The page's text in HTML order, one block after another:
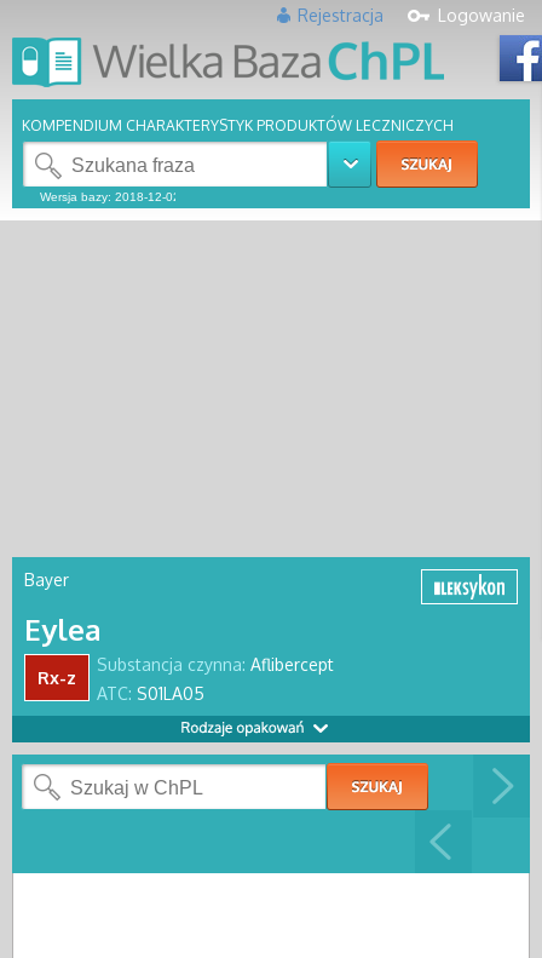
Logowanie
Rejestracja
KOMPENDIUM CHARAKTERYSTYK PRODUKTÓW LECZNICZYCH
Bayer
Eylea
Substancja czynna: Aflibercept
ATC: S01LA05
Rx-z